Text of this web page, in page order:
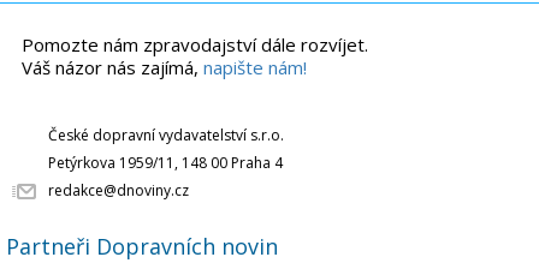
Pomozte nám zpravodajství dále rozvíjet.
Váš názor nás zajímá, napište nám!
České dopravní vydavatelství s.r.o.
Petýrkova 1959/11, 148 00 Praha 4
redakce@dnoviny.cz
Partneři Dopravních novin